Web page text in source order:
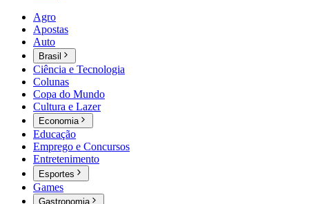
Agro
Apostas
Auto
Brasil
Ciência e Tecnologia
Colunas
Copa do Mundo
Cultura e Lazer
Economia
Educação
Emprego e Concursos
Entretenimento
Esportes
Games
Gastronomia